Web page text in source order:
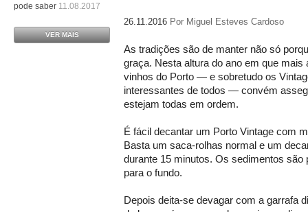
26.11.2016 Por Miguel Esteves Cardoso
As tradições são de manter não só
graça. Nesta altura do ano em que
vinhos do Porto — e sobretudo os
interessantes de todos — convém
estejam todas em ordem.
É fácil decantar um Porto Vintage com
Basta um saca-rolhas normal e um
durante 15 minutos. Os sedimentos são
para o fundo.
Depois deita-se devagar com a garrafa
pode saber 11.08.2017
VER MAIS